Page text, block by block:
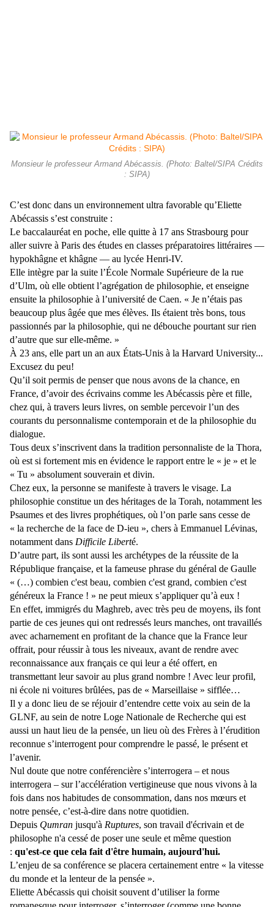
Monsieur le professeur Armand Abécassis. (Photo: Baltel/SIPA Crédits
: SIPA)
C’est donc dans un environnement ultra favorable qu’Eliette
Abécassis s’est construite :
Le baccalauréat en poche, elle quitte à 17 ans Strasbourg pour
aller suivre à Paris des études en classes préparatoires littéraires —
hypokhâgne et khâgne — au lycée Henri-IV.
Elle intègre par la suite l’École Normale Supérieure de la rue
d’Ulm, où elle obtient l’agrégation de philosophie, et enseigne
ensuite la philosophie à l’université de Caen. « Je n’étais pas
beaucoup plus âgée que mes élèves. Ils étaient très bons, tous
passionnés par la philosophie, qui ne débouche pourtant sur rien
d’autre que sur elle-même. »
À 23 ans, elle part un an aux États-Unis à la Harvard University...
Excusez du peu!
Qu’il soit permis de penser que nous avons de la chance, en
France, d’avoir des écrivains comme les Abécassis père et fille,
chez qui, à travers leurs livres, on semble percevoir l’un des
courants du personnalisme contemporain et de la philosophie du
dialogue.
Tous deux s’inscrivent dans la tradition personnaliste de la Thora,
où est si fortement mis en évidence le rapport entre le « je » et le
« Tu » absolument souverain et divin.
Chez eux, la personne se manifeste à travers le visage. La
philosophie constitue un des héritages de la Torah, notamment les
Psaumes et des livres prophétiques, où l’on parle sans cesse de
« la recherche de la face de D-ieu », chers à Emmanuel Lévinas,
notamment dans Difficile Liberté.
D’autre part, ils sont aussi les archétypes de la réussite de la
République française, et la fameuse phrase du général de Gaulle
« (…) combien c'est beau, combien c'est grand, combien c'est
généreux la France ! » ne peut mieux s’appliquer qu’à eux !
En effet, immigrés du Maghreb, avec très peu de moyens, ils font
partie de ces jeunes qui ont redressés leurs manches, ont travaillés
avec acharnement en profitant de la chance que la France leur
offrait, pour réussir à tous les niveaux, avant de rendre avec
reconnaissance aux français ce qui leur a été offert, en
transmettant leur savoir au plus grand nombre ! Avec leur profil,
ni école ni voitures brûlées, pas de « Marseillaise » sifflée…
Il y a donc lieu de se réjouir d’entendre cette voix au sein de la
GLNF, au sein de notre Loge Nationale de Recherche qui est
aussi un haut lieu de la pensée, un lieu où des Frères à l’érudition
reconnue s’interrogent pour comprendre le passé, le présent et
l’avenir.
Nul doute que notre conférencière s’interrogera – et nous
interrogera – sur l’accélération vertigineuse que nous vivons à la
fois dans nos habitudes de consommation, dans nos mœurs et
notre pensée, c’est-à-dire dans notre quotidien.
Depuis Qumran jusqu'à Ruptures, son travail d'écrivain et de
philosophe n'a cessé de poser une seule et même question
: qu'est-ce que cela fait d'être humain, aujourd'hui.
L’enjeu de sa conférence se placera certainement entre « la vitesse
du monde et la lenteur de la pensée ».
Eliette Abécassis qui choisit souvent d’utiliser la forme